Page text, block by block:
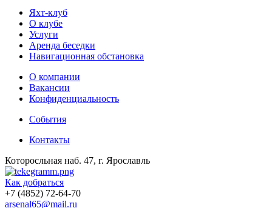
Яхт-клуб
О клубе
Услуги
Аренда беседки
Навигационная обстановка
О компании
Вакансии
Конфиденциальность
События
Контакты
Которосльная наб. 47, г. Ярославль
Как добраться
+7 (4852) 72-64-70
arsenal65@mail.ru